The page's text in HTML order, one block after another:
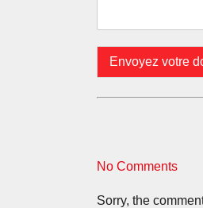
Envoyez votre
No Comments
Sorry, the